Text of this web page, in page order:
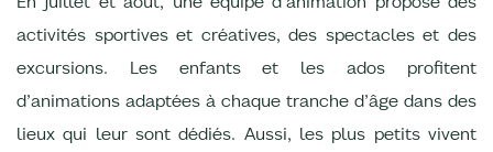
activités sportives et créatives, des spectacles et des
excursions. Les enfants et les ados profitent
d’animations adaptées à chaque tranche d’âge dans des
lieux qui leur sont dédiés. Aussi, les plus petits vivent